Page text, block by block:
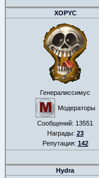
XOPYC
Генералиссимус
Модераторы
Сообщений: 13551
Награды: 23
Репутация: 142
Hydra